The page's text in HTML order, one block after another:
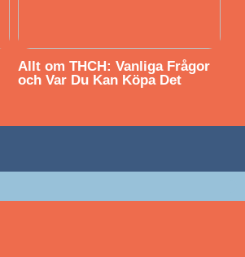
Allt om THCH: Vanliga Frågor
och Var Du Kan Köpa Det